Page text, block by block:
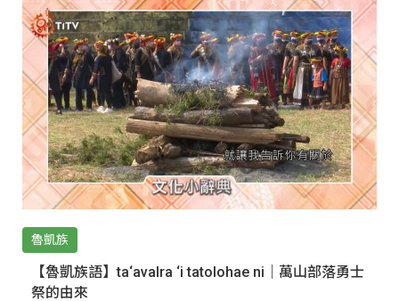
魯凱族
【魯凱族語】ta‘avalra ‘i tatolohae ni｜萬山部落勇士
祭的由來